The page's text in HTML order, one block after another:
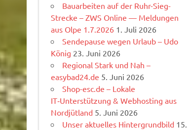
Bauarbeiten auf der Ruhr-Sieg-
Strecke – ZWS Online — Meldungen
aus Olpe 1.7.2026 1. Juli 2026
Sendepause wegen Urlaub – Udo
König 23. Juni 2026
Regional Stark und Nah –
easybad24.de 5. Juni 2026
Shop-esc.de – Lokale
IT‑Unterstützung & Webhosting aus
Nordjütland 5. Juni 2026
Unser aktuelles Hintergrundbild 15.